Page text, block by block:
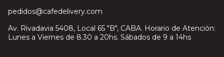
pedidos@cafedelivery.com
Av. Rivadavia 5408, Local 65 "B", CABA. Horario de Atención:
Lunes a Viernes de 8.30 a 20hs. Sábados de 9 a 14hs